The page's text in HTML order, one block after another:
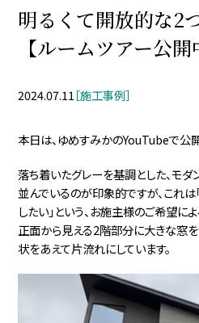
明るくて開放的な2
【ルームツアー公開
2024.07.11［施工事例］
本日は、ゆめすみかのYouTubeで公
落ち着いたグレーを基調とした、モダ
並んでいるのが印象的ですが、これ
したい」という、お施主様のご希望によ
正面から見える2階部分に大きな窓
状をあえて片流れにしています。